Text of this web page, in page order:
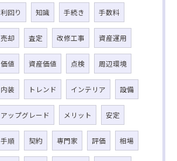
利回り 知識 手続き 手数料
売却 査定 改修工事 資産運用
価値 資産価値 点検 周辺環境
内装 トレンド インテリア 設備
アップグレード メリット 安定
手順 契約 専門家 評価 相場